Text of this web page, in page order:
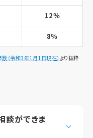
12％
8％
（令和3年1月1日現在） より抜粋
談ができま